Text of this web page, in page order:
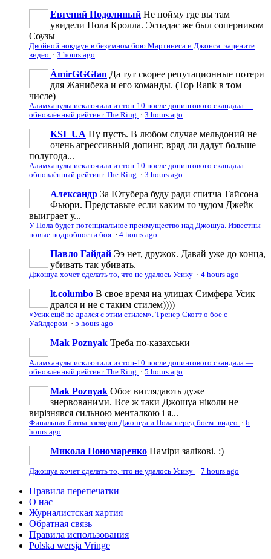
Евгений Подолиный Не пойму где вы там
увидели Пола Кролла. Эспадас же был соперником
Соузы
Двойной нокдаун в безумном бою Мартинеса и Джонса: зацените
видео · 3 hours ago
ÀmirGGGfan Да тут скорее репутационные потери
для Жанибека и его команды. (Top Rank в том
числе)
Алимханулы исключили из топ-10 после допингового скандала —
обновлённый рейтинг The Ring · 3 hours ago
KSI_UA Ну пусть. В любом случае мельдоний не
очень агрессивньій допинг, вряд ли дадут больше
полугода...
Алимханулы исключили из топ-10 после допингового скандала —
обновлённый рейтинг The Ring · 3 hours ago
Александр За Ютубера буду ради спитча Тайсона
Фьюри. Представьте если каким то чудом Джейк
выиграет у...
У Пола будет потенциальное преимущество над Джошуа. Известны
новые подробности боя · 4 hours ago
Павло Гайдай Ээ нет, дружок. Давай уже до конца,
убивать так убивать.
Джошуа хочет сделать то, что не удалось Усику · 4 hours ago
lt.columbo В свое время на улицах Симфера Усик
дрался и не с таким стилем))))
«Усик ещё не дрался с этим стилем». Тренер Скотт о бое с
Уайлдером · 5 hours ago
Mak Poznyak Треба по-казахськи
Алимханулы исключили из топ-10 после допингового скандала —
обновлённый рейтинг The Ring · 5 hours ago
Mak Poznyak Обоє виглядають дуже
знервованими. Все ж таки Джошуа ніколи не
вирізнявся сильною менталкою і я...
Финальная битва взглядов Джошуа и Пола перед боем: видео · 6
hours ago
Микола Пономаренко Наміри залікові. :)
Джошуа хочет сделать то, что не удалось Усику · 7 hours ago
Правила перепечатки
О нас
Журналистская хартия
Обратная связь
Правила использования
Polska wersja Vringe